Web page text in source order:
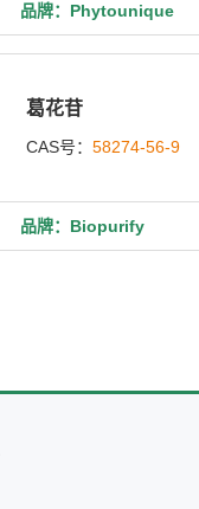
品牌：Phytounique
葛花苷
CAS号： 58274-56-9
品牌：Biopurify